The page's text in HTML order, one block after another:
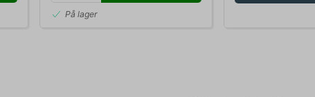
På lager